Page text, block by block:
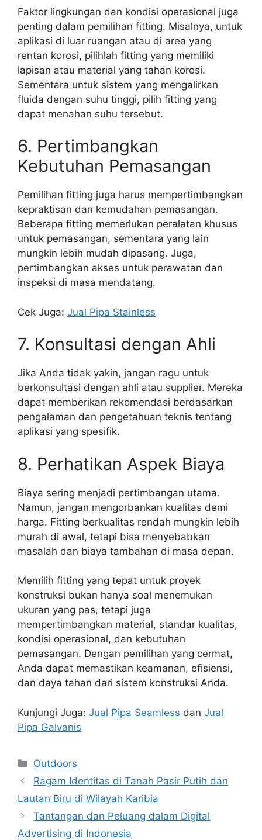
Faktor lingkungan dan kondisi operasional juga
penting dalam pemilihan fitting. Misalnya, untuk
aplikasi di luar ruangan atau di area yang
rentan korosi, pilihlah fitting yang memiliki
lapisan atau material yang tahan korosi.
Sementara untuk sistem yang mengalirkan
fluida dengan suhu tinggi, pilih fitting yang
dapat menahan suhu tersebut.
6. Pertimbangkan
Kebutuhan Pemasangan
Pemilihan fitting juga harus mempertimbangkan
kepraktisan dan kemudahan pemasangan.
Beberapa fitting memerlukan peralatan khusus
untuk pemasangan, sementara yang lain
mungkin lebih mudah dipasang. Juga,
pertimbangkan akses untuk perawatan dan
inspeksi di masa mendatang.
Cek Juga: Jual Pipa Stainless
7. Konsultasi dengan Ahli
Jika Anda tidak yakin, jangan ragu untuk
berkonsultasi dengan ahli atau supplier. Mereka
dapat memberikan rekomendasi berdasarkan
pengalaman dan pengetahuan teknis tentang
aplikasi yang spesifik.
8. Perhatikan Aspek Biaya
Biaya sering menjadi pertimbangan utama.
Namun, jangan mengorbankan kualitas demi
harga. Fitting berkualitas rendah mungkin lebih
murah di awal, tetapi bisa menyebabkan
masalah dan biaya tambahan di masa depan.
Memilih fitting yang tepat untuk proyek
konstruksi bukan hanya soal menemukan
ukuran yang pas, tetapi juga
mempertimbangkan material, standar kualitas,
kondisi operasional, dan kebutuhan
pemasangan. Dengan pemilihan yang cermat,
Anda dapat memastikan keamanan, efisiensi,
dan daya tahan dari sistem konstruksi Anda.
Kunjungi Juga: Jual Pipa Seamless dan Jual
Pipa Galvanis
Kategori
Outdoors
Ragam Identitas di Tanah Pasir Putih dan
Lautan Biru di Wilayah Karibia
Tantangan dan Peluang dalam Digital
Advertising di Indonesia